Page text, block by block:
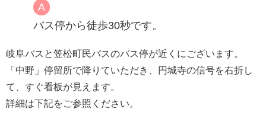
バス停から徒歩30秒です。
岐阜バスと笠松町民バスのバス停が近くにございます。
「中野」停留所で降りていただき、円城寺の信号を右折し
て、すぐ看板が見えます。
詳細は下記をご参照ください。